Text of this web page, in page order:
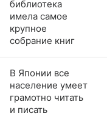
библиотека
имела самое
крупное
собрание книг
В Японии все
население умеет
грамотно читать
и писать